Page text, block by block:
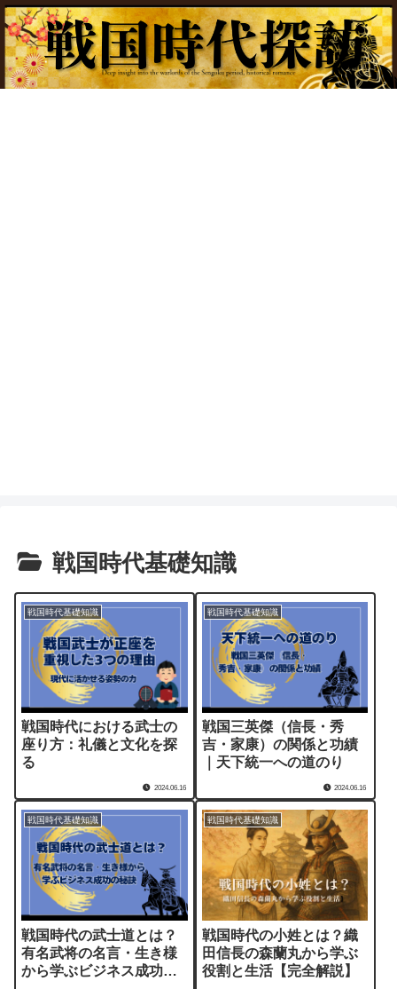
戦国時代基礎知識
戦国時代基礎知識
戦国時代における武士の
座り方：礼儀と文化を探
る
2024.06.16
戦国時代基礎知識
戦国三英傑（信長・秀
吉・家康）の関係と功績
｜天下統一への道のり
2024.06.16
戦国時代基礎知識
戦国時代の武士道とは？
有名武将の名言・生き様
から学ぶビジネス成功の
戦国時代基礎知識
戦国時代の小姓とは？織
田信長の森蘭丸から学ぶ
役割と生活【完全解説】